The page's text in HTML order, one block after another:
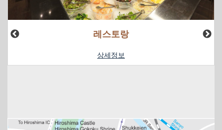
레스토랑
상세정보